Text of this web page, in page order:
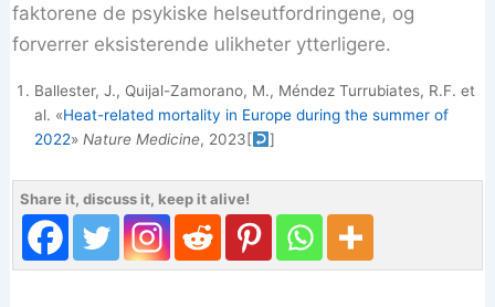
faktorene de psykiske helseutfordringene, og
forverrer eksisterende ulikheter ytterligere.
Ballester, J., Quijal-Zamorano, M., Méndez Turrubiates, R.F. et
al. «Heat-related mortality in Europe during the summer of
2022»Nature Medicine, 2023[ ]
Share it, discuss it, keep it alive!